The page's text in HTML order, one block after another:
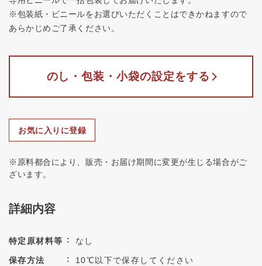
※包装紙・ビニールをお選びいただくことはできかねますので
あらかじめご了承ください。
のし・包装・小袋の設定をする
お気に入りに登録
※原料都合により、販売・お届け期間に変更が生じる場合がご
ざいます。
詳細内容
特定原材料等 なし
保存方法 10℃以下で保存してください